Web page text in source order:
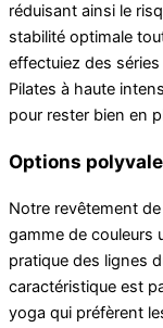
réduisant ainsi le
stabilité optimale
effectuiez des
Pilates à haute
pour rester bien en
Options
Notre revêtement
gamme de couleurs
pratique des lignes
caractéristique est
yoga qui préfèrent